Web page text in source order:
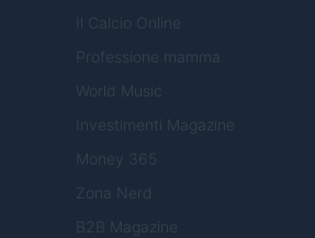
Il Calcio Online
Professione mamma
World Music
Investimenti Magazine
Money 365
Zona Nerd
B2B Magazine